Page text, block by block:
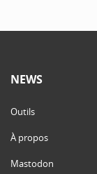
NEWS
Outils
À propos
Mastodon